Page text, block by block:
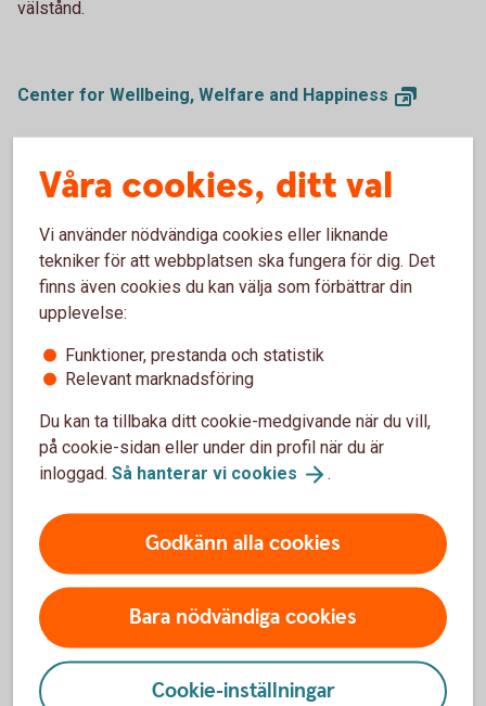
välstånd.
Center for Wellbeing, Welfare and Happiness
Micael Dahlen
Våra cookies, ditt val
Vi använder nödvändiga cookies eller liknande
tekniker för att webbplatsen ska fungera för dig. Det
finns även cookies du kan välja som förbättrar din
upplevelse:
Funktioner, prestanda och statistik
Relevant marknadsföring
Du kan ta tillbaka ditt cookie-medgivande när du vill,
på cookie-sidan eller under din profil när du är
inloggad. Så hanterar vi cookies .
Godkänn alla cookies
Bara nödvändiga cookies
Cookie-inställningar